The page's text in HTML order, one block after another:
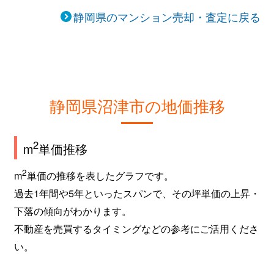
静岡県のマンション売却・査定に戻る
静岡県沼津市の地価推移
m2単価推移
m2単価の推移を表したグラフです。
過去1年間や5年といったスパンで、その坪単価の上昇・
下落の傾向がわかります。
不動産を売買するタイミングなどの参考にご活用くださ
い。